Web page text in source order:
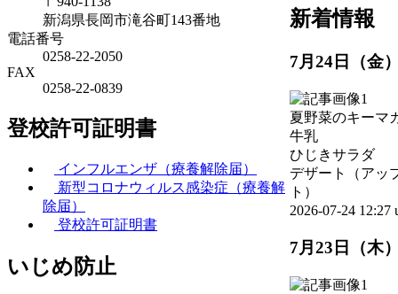
新潟県長岡市滝谷町143番地
電話番号
0258-22-2050
FAX
0258-22-0839
登校許可証明書
インフルエンザ（療養解除届）
新型コロナウィルス感染症（療養解
除届）
登校許可証明書
いじめ防止
新着情報
7月24日（金
夏野菜のキーマ
牛乳
ひじきサラダ
デザート（アッ
ト）
2026-07-24
7月23日（木